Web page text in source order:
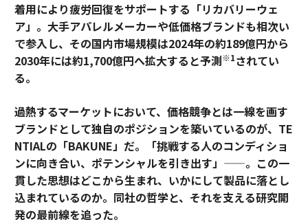
着用により疲労回復をサポートする「リカバリーウェ
ア」。大手アパレルメーカーや低価格ブランドも相次い
で参入し、その国内市場規模は2024年の約189億円から
2030年には約1,700億円へ拡大すると予測※1されてい
る。
過熱するマーケットにおいて、価格競争とは一線を画す
ブランドとして独自のポジションを築いているのが、TE
NTIALの「BAKUNE」だ。「挑戦する人のコンディショ
ンに向き合い、ポテンシャルを引き出す」——。この一
貫した思想はどこから生まれ、いかにして製品に落とし
込まれているのか。同社の哲学と、それを支える研究開
発の最前線を追った。